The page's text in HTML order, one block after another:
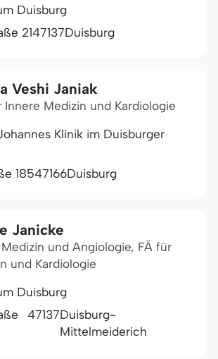
Duisburg
2147137Duisburg
Veshi Janiak
Innere Medizin und Kardiologie
Klinik im Duisburger
18547166Duisburg
Janicke
und Angiologie, FÄ für
und Kardiologie
Duisburg
47137Duisburg-
Mittelmeiderich